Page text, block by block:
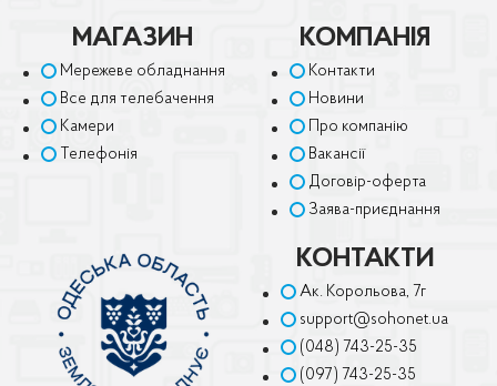
МАГАЗИН
Мережеве обладнання
Все для телебачення
Камери
Телефонія
КОМПАНІЯ
Контакти
Новини
Про компанію
Вакансії
Договір-оферта
Заява-приєднання
КОНТАКТИ
Ак. Корольова, 7г
support@sohonet.ua
(048) 743-25-35
(097) 743-25-35